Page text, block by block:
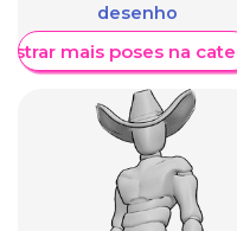
desenho
mais poses na